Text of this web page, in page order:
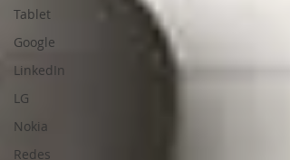
Tablet
Google
LinkedIn
LG
Nokia
Redes